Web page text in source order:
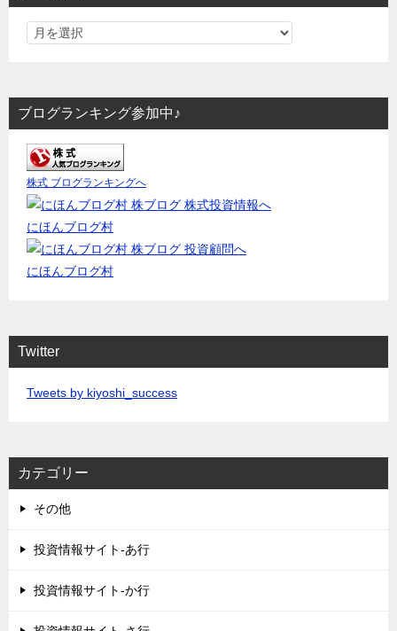
ブログランキング参加中♪
株式 ブログランキングへ
にほんブログ村
にほんブログ村
Twitter
Tweets by kiyoshi_success
カテゴリー
その他
投資情報サイト-あ行
投資情報サイト-か行